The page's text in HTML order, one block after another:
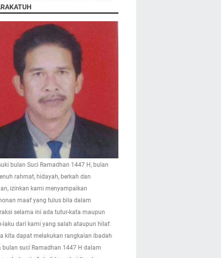
bulan Suci Ramadhan 1447 H, bulan
rahmat, hidayah, berkah dan
izinkan kami menyampaikan
maaf yang tulus bila dalam
selama ini ada tutur-kata maupun
laku dari kami yang salah ataupun hilaf.
kita dapat melakukan rangkaian ibadah
bulan suci Ramadhan 1447 H dalam